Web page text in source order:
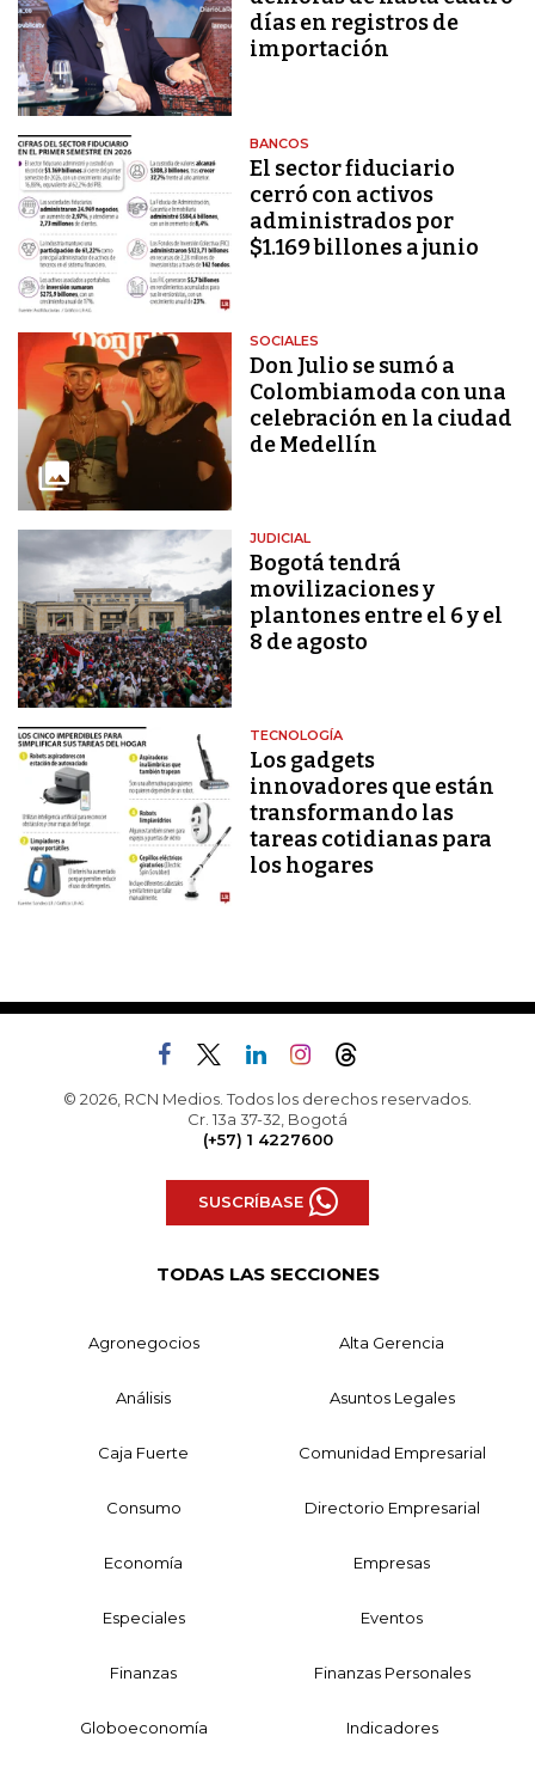
días en registros de
importación
BANCOS
El sector fiduciario
cerró con activos
administrados por
$1.169 billones a junio
SOCIALES
Don Julio se sumó a
Colombiamoda con una
celebración en la ciudad
de Medellín
JUDICIAL
Bogotá tendrá
movilizaciones y
plantones entre el 6 y el
8 de agosto
TECNOLOGÍA
Los gadgets
innovadores que están
transformando las
tareas cotidianas para
los hogares
© 2026, RCN Medios. Todos los derechos reservados.
Cr. 13a 37-32, Bogotá
(+57) 1 4227600
SUSCRÍBASE
TODAS LAS SECCIONES
Agronegocios Alta Gerencia
Análisis Asuntos Legales
Caja Fuerte Comunidad Empresarial
Consumo Directorio Empresarial
Economía Empresas
Especiales Eventos
Finanzas Finanzas Personales
Globoeconomía Indicadores